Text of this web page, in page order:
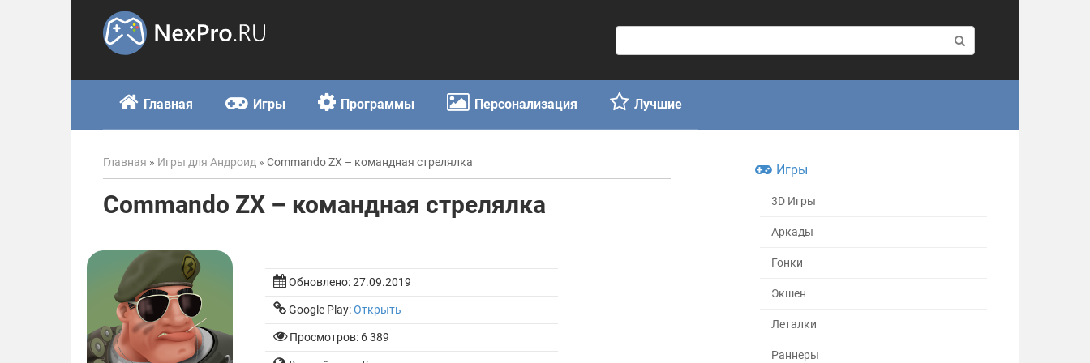
о
с
к
:
Главная Игры Программы Персонализация Лучшие
Главная » Игры для Андроид » Commando ZX – командная стрелялка
Commando ZX – командная стрелялка
Обновлено:27.09.2019
Google Play:Открыть
Просмотров: 6 389
Игры
3D Игры
Аркады
Гонки
Экшен
Леталки
Раннеры